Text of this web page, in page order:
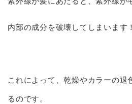
内部の成分を破壊してしまいます！
これによって、乾燥やカラーの退
るのです。